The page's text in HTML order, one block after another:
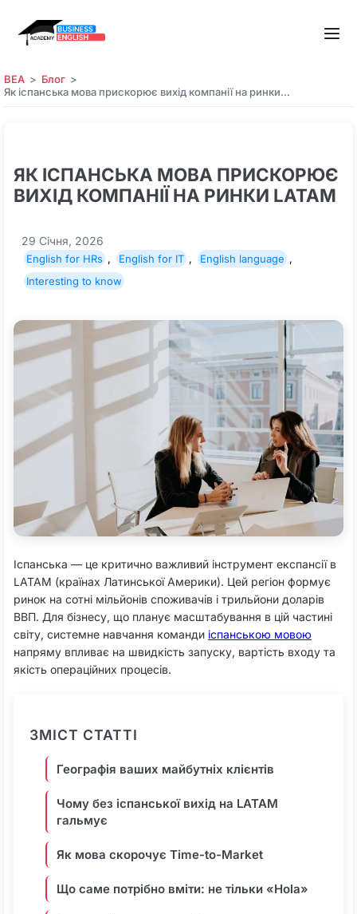
BEA
Блог
Як іспанська мова прискорює вихід компанії на ринки…
ЯК ІСПАНСЬКА МОВА ПРИСКОРЮЄ
ВИХІД КОМПАНІЇ НА РИНКИ LATAM
29 Січня, 2026
English for HRs , English for IT , English language ,
Interesting to know
Іспанська — це критично важливий інструмент експансії в
LATAM (країнах Латинської Америки). Цей регіон формує
ринок на сотні мільйонів споживачів і трильйони доларів
ВВП. Для бізнесу, що планує масштабування в цій частині
світу, системне навчання команди іспанською мовою
напряму впливає на швидкість запуску, вартість входу та
якість операційних процесів.
ЗМІСТ СТАТТІ
Географія ваших майбутніх клієнтів
Чому без іспанської вихід на LATAM
гальмує
Як мова скорочує Time-to-Market
Що саме потрібно вміти: не тільки «Hola»